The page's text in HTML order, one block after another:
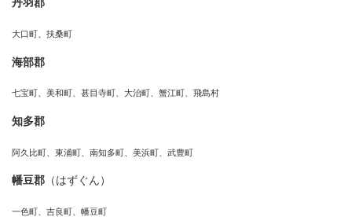
丹羽郡
大口町、扶桑町
海部郡
七宝町、美和町、甚目寺町、大治町、蟹江町、飛島村
知多郡
阿久比町、東浦町、南知多町、美浜町、武豊町
幡豆郡 （はずぐん）
一色町、吉良町、幡豆町